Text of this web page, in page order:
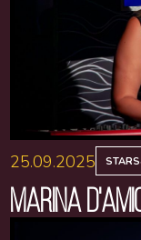
25.09.2025
MARINA